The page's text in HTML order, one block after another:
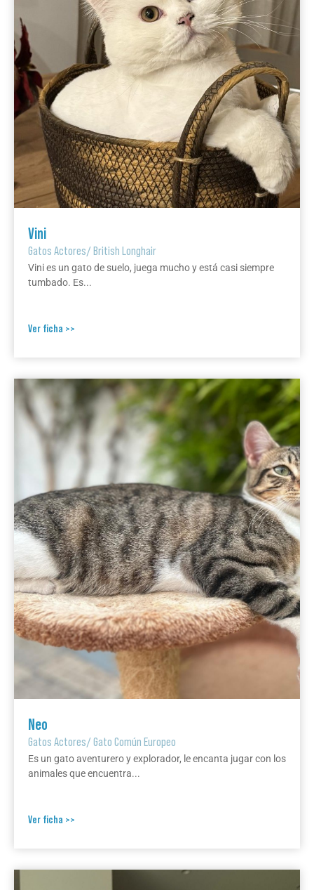
Vini
Gatos Actores/British Longhair
Vini es un gato de suelo, juega mucho y está casi siempre
tumbado. Es...
Ver ficha >>
Neo
Gatos Actores/Gato Común Europeo
Es un gato aventurero y explorador, le encanta jugar con los
animales que encuentra...
Ver ficha >>